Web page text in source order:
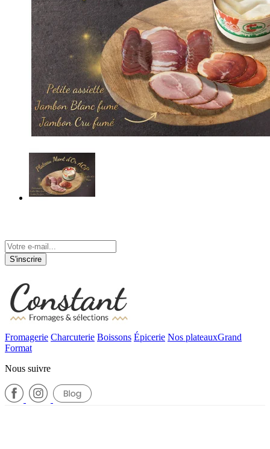
S'inscrire
Fromagerie Charcuterie Boissons Épicerie Nos plateauxGrand
Format
Nous suivre